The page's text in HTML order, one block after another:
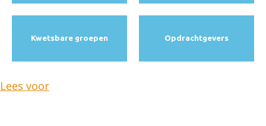
Kwetsbare groepen Opdracht­gevers
Lees voor